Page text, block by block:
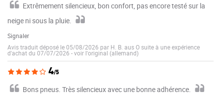
Extrêmement silencieux, bon confort, pas encore testé sur la
neige ni sous la pluie.
Signaler
Avis traduit déposé le 05/08/2026 par H. B. aus O suite à une expérience
d'achat du 07/07/2026 -voir l'original (allemand)
4/5
Bons pneus. Très silencieux avec une bonne adhérence.